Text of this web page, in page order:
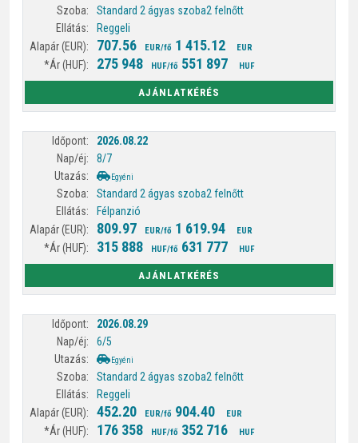
Standard 2 ágyas szoba2 felnőtt
Reggeli
707.56 EUR/fő 1 415.12 EUR
275 948 HUF/fő 551 897 HUF
AJÁNLATKÉRÉS
2026.08.22
8/7
Egyéni
Standard 2 ágyas szoba2 felnőtt
Félpanzió
809.97 EUR/fő 1 619.94 EUR
315 888 HUF/fő 631 777 HUF
AJÁNLATKÉRÉS
2026.08.29
6/5
Egyéni
Standard 2 ágyas szoba2 felnőtt
Reggeli
452.20 EUR/fő 904.40 EUR
176 358 HUF/fő 352 716 HUF